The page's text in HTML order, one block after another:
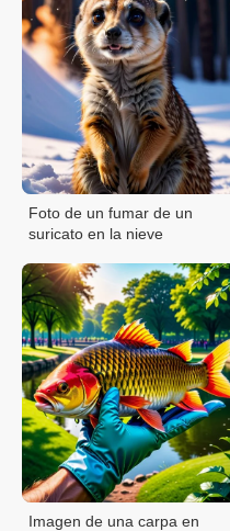
Foto de un fumar de un
suricato en la nieve
Imagen de una carpa en